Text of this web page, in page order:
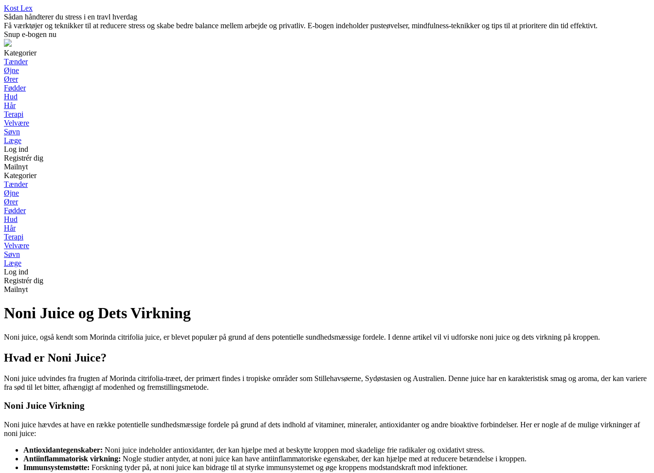
Kost Lex
Sådan håndterer du stress i en travl hverdag
Få værktøjer og teknikker til at reducere stress og skabe bedre balance mellem arbejde og privatliv. E-bogen indeholder pusteøvelser, mindfulness-teknikker og tips til at prioritere din tid effektivt.
Snup e-bogen nu
Kategorier
Tænder
Øjne
Ører
Fødder
Hud
Hår
Terapi
Velvære
Søvn
Læge
Log ind
Registrér dig
Mailnyt
Kategorier
Tænder
Øjne
Ører
Fødder
Hud
Hår
Terapi
Velvære
Søvn
Læge
Log ind
Registrér dig
Mailnyt
Noni Juice og Dets Virkning
Noni juice, også kendt som Morinda citrifolia juice, er blevet populær på grund af dens potentielle sundhedsmæssige fordele. I denne artikel vil vi udforske noni juice og dets virkning på kroppen.
Hvad er Noni Juice?
Noni juice udvindes fra frugten af Morinda citrifolia-træet, der primært findes i tropiske områder som Stillehavsøerne, Sydøstasien og Australien. Denne juice har en karakteristisk smag og aroma, der kan variere
fra sød til let bitter, afhængigt af modenhed og fremstillingsmetode.
Noni Juice Virkning
Noni juice hævdes at have en række potentielle sundhedsmæssige fordele på grund af dets indhold af vitaminer, mineraler, antioxidanter og andre bioaktive forbindelser. Her er nogle af de mulige virkninger af
noni juice:
Antioxidantegenskaber: Noni juice indeholder antioxidanter, der kan hjælpe med at beskytte kroppen mod skadelige frie radikaler og oxidativt stress.
Antiinflammatorisk virkning: Nogle studier antyder, at noni juice kan have antiinflammatoriske egenskaber, der kan hjælpe med at reducere betændelse i kroppen.
Immunsystemstøtte: Forskning tyder på, at noni juice kan bidrage til at styrke immunsystemet og øge kroppens modstandskraft mod infektioner.